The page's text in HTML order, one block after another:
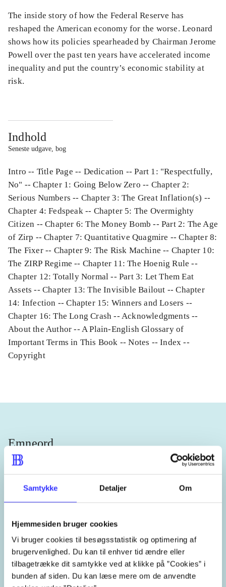
Samtykke Detaljer Om
Hjemmesiden bruger cookies
Vi bruger cookies til besøgsstatistik og optimering af
brugervenlighed. Du kan til enhver tid ændre eller
tilbagetrække dit samtykke ved at klikke på ”Cookies” i
bunden af siden. Du kan læse mere om de anvendte
The inside story of how the Federal Reserve has
reshaped the American economy for the worse. Leonard
shows how its policies spearheaded by Chairman Jerome
Powell over the past ten years have accelerated income
inequality and put the country’s economic stability at
risk.
Indhold
Seneste udgave, bog
Intro -- Title Page -- Dedication -- Part 1: "Respectfully,
No" -- Chapter 1: Going Below Zero -- Chapter 2:
Serious Numbers -- Chapter 3: The Great Inflation(s) --
Chapter 4: Fedspeak -- Chapter 5: The Overmighty
Citizen -- Chapter 6: The Money Bomb -- Part 2: The Age
of Zirp -- Chapter 7: Quantitative Quagmire -- Chapter 8:
The Fixer -- Chapter 9: The Risk Machine -- Chapter 10:
The ZIRP Regime -- Chapter 11: The Hoenig Rule --
Chapter 12: Totally Normal -- Part 3: Let Them Eat
Assets -- Chapter 13: The Invisible Bailout -- Chapter
14: Infection -- Chapter 15: Winners and Losers --
Chapter 16: The Long Crash -- Acknowledgments --
About the Author -- A Plain-English Glossary of
Important Terms in This Book -- Notes -- Index --
Copyright
Emneord
økonomisk politik
indkomstfordeling
økonomisk ulighed centralbanker